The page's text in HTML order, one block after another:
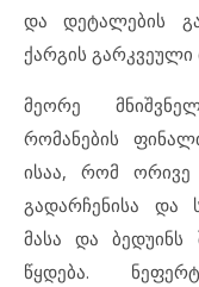
და დეტალების
ქარგის გარკვეული
მეორე
რომანების
ისაა, რომ ორივე
გადარჩენისა და
მასა და ბედუინს
წყდება.